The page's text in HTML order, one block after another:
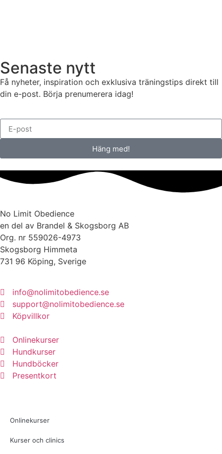
Senaste nytt
Få nyheter, inspiration och exklusiva träningstips direkt till
din e-post. Börja prenumerera idag!
Häng med!
No Limit Obedience
en del av Brandel & Skogsborg AB
Org. nr 559026-4973
Skogsborg Himmeta
731 96 Köping, Sverige
info@nolimitobedience.se
support@nolimitobedience.se
Köpvillkor
Onlinekurser
Hundkurser
Hundböcker
Presentkort
Onlinekurser
Kurser och clinics